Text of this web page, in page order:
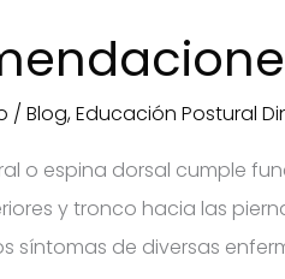
/ Blog,Educación Postural
o espina dorsal cumple
y tronco hacia las
síntomas de diversas